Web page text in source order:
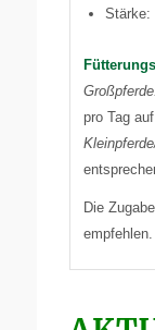
Stärke:
pro Tag
Die
empfehlen.